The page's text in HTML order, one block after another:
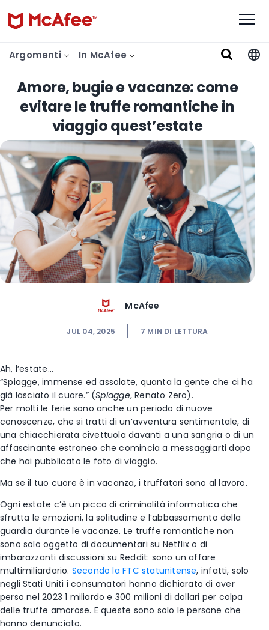
Argomenti In McAfee
Amore, bugie e vacanze: come
evitare le truffe romantiche in
viaggio quest’estate
McAfee
JUL 04, 2025 7 MIN DI LETTURA
Ah, l’estate…
“Spiagge, immense ed assolate, quanta la gente che ci ha
già lasciato il cuore.” (Spiagge, Renato Zero).
Per molti le ferie sono anche un periodo di nuove
conoscenze, che si tratti di un’avventura sentimentale, di
una chiacchierata civettuola davanti a una sangria o di un
affascinante estraneo che comincia a messaggiarti dopo
che hai pubblicato le foto di viaggio.
Ma se il tuo cuore è in vacanza, i truffatori sono al lavoro.
Ogni estate c’è un picco di criminalità informatica che
sfrutta le emozioni, la solitudine e l’abbassamento della
guardia durante le vacanze. Le truffe romantiche non
sono solo oggetto di documentari su Netflix o di
imbarazzanti discussioni su Reddit: sono un affare
multimiliardario. Secondo la FTC statunitense, infatti, solo
negli Stati Uniti i consumatori hanno dichiarato di aver
perso nel 2023 1 miliardo e 300 milioni di dollari per colpa
delle truffe amorose. E queste sono solo le persone che
hanno denunciato.